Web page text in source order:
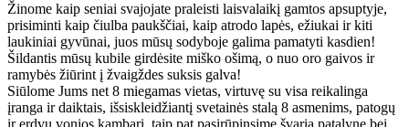
Žinome kaip seniai svajojate praleisti laisvalaikį gamtos apsuptyje,
prisiminti kaip čiulba paukščiai, kaip atrodo lapės, ežiukai ir kiti
laukiniai gyvūnai, juos mūsų sodyboje galima pamatyti kasdien!
Šildantis mūsų kubile girdėsite miško ošimą, o nuo oro gaivos ir
ramybės žiūrint į žvaigždes suksis galva!
Siūlome Jums net 8 miegamas vietas, virtuvę su visa reikalinga
įranga ir daiktais, išsiskleidžiantį svetainės stalą 8 asmenims, patogų